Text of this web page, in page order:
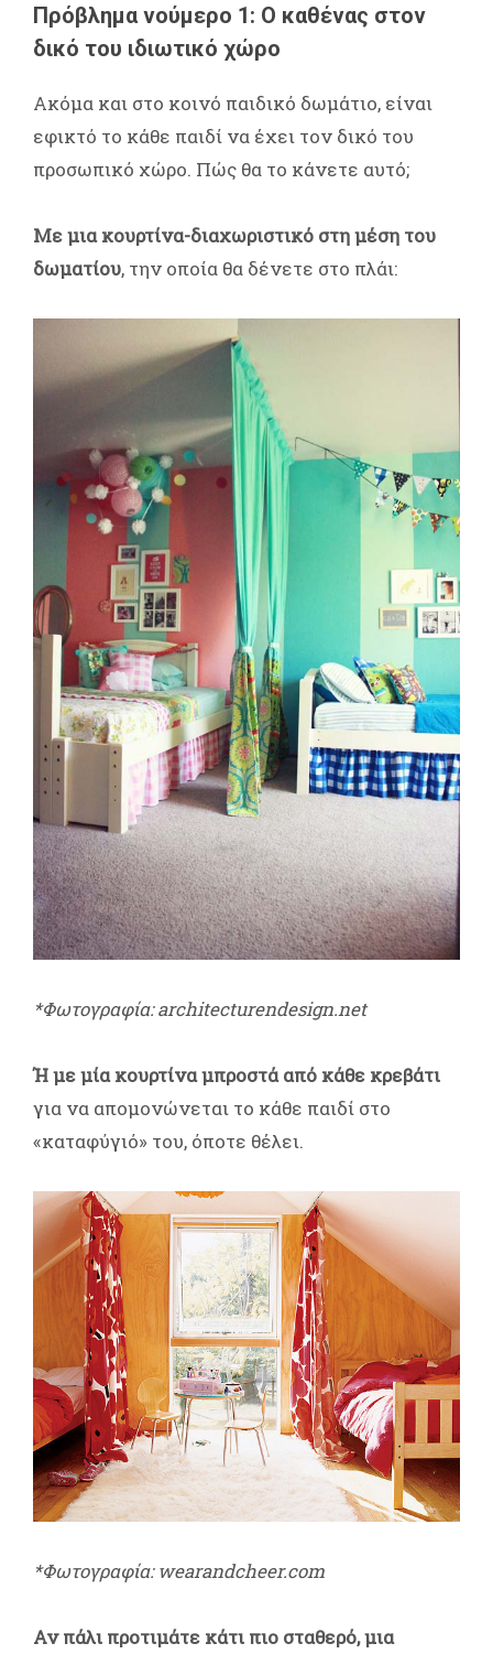
Πρόβλημα νούμερο 1: Ο καθένας στον
δικό του ιδιωτικό χώρο
Ακόμα και στο κοινό παιδικό δωμάτιο, είναι
εφικτό το κάθε παιδί να έχει τον δικό του
προσωπικό χώρο. Πώς θα το κάνετε αυτό;
Με μια κουρτίνα-διαχωριστικό στη μέση του
δωματίου, την οποία θα δένετε στο πλάι:
*Φωτογραφία: architecturendesign.net
Ή με μία κουρτίνα μπροστά από κάθε κρεβάτι
για να απομονώνεται το κάθε παιδί στο
«καταφύγιό» του, όποτε θέλει.
*Φωτογραφία: wearandcheer.com
Αν πάλι προτιμάτε κάτι πιο σταθερό, μια